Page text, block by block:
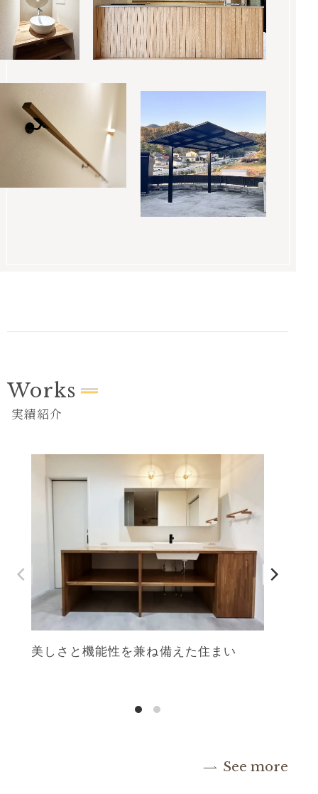
Works
実績紹介
美しさと機能性を兼ね備えた住まい
See more